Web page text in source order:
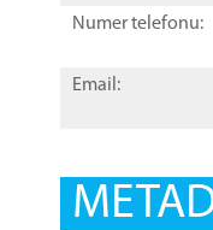
Numer telefonu:
Email: